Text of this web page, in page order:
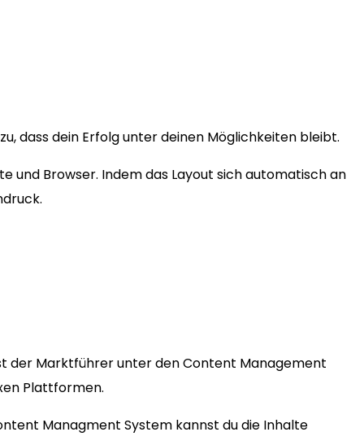
dass dein Erfolg unter deinen Möglichkeiten bleibt.
und Browser. Indem das Layout sich automatisch an
der Marktführer unter den Content Management
Plattformen.
Managment System kannst du die Inhalte